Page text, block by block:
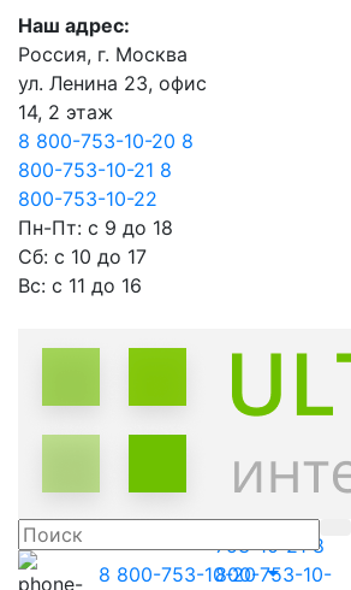
Наш адрес:
Россия, г. Москва
ул. Ленина 23, офис
14, 2 этаж
8 800-753-10-20 8
800-753-10-21 8
800-753-10-22
Пн-Пт: с 9 до 18
Сб: с 10 до 17
Вс: с 11 до 16
Ленина 23,
этаж
8 800-753-10-
208 800-
753-10-218
800-753-10-
8 800-753-10-20